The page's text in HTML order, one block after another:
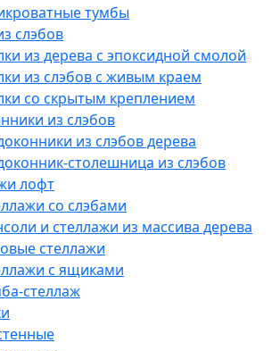
тумбы
слэбов
из дерева с эпоксидной смолой
из слэбов с живым краем
со скрытым креплением
из слэбов
из слэбов дерева
столешница из слэбов
лофт
со слэбами
и стеллажи из массива дерева
стеллажи
с ящиками
стеллаж